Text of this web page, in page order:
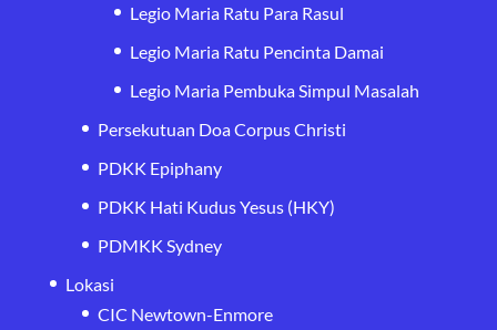
Legio Maria Ratu Para Rasul
Legio Maria Ratu Pencinta Damai
Legio Maria Pembuka Simpul Masalah
Persekutuan Doa Corpus Christi
PDKK Epiphany
PDKK Hati Kudus Yesus (HKY)
PDMKK Sydney
Lokasi
CIC Newtown-Enmore